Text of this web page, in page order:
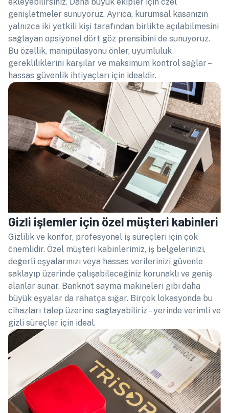
genişletmeler sunuyoruz. Ayrıca, kurumsal kasanızın
yalnızca iki yetkili kişi tarafından birlikte açılabilmesini
sağlayan opsiyonel dört göz prensibini de sunuyoruz.
Bu özellik, manipülasyonu önler, uyumluluk
gerekliliklerini karşılar ve maksimum kontrol sağlar –
hassas güvenlik ihtiyaçları için idealdir.
Gizli işlemler için özel müşteri kabinleri
Gizlilik ve konfor, profesyonel iş süreçleri için çok
önemlidir. Özel müşteri kabinlerimiz, iş belgelerinizi,
değerli eşyalarınızı veya hassas verilerinizi güvenle
saklayıp üzerinde çalışabileceğiniz korunaklı ve geniş
alanlar sunar. Banknot sayma makineleri gibi daha
büyük eşyalar da rahatça sığar. Birçok lokasyonda bu
cihazları talep üzerine sağlayabiliriz – yerinde verimli ve
gizli süreçler için ideal.